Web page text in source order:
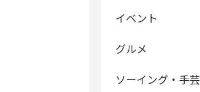
イベント
グルメ
ソーイング・手芸